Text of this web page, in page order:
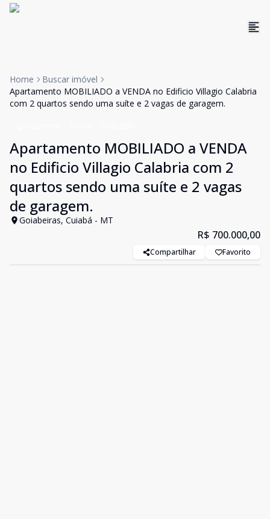
Home
Buscar imóvel
Apartamento MOBILIADO a VENDA no Edificio Villagio Calabria
com 2 quartos sendo uma suíte e 2 vagas de garagem.
Apartamento MOBILIADO a VENDA
no Edificio Villagio Calabria com 2
quartos sendo uma suíte e 2 vagas
de garagem.
Goiabeiras, Cuiabá - MT
R$ 700.000,00
Compartilhar Favorito